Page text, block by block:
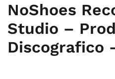
NoShoes
Studio –
Discografico